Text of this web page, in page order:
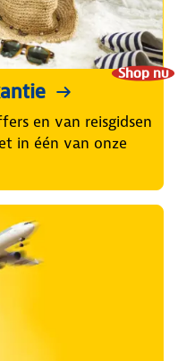
Shop nu
en van reisgidsen
in één van onze